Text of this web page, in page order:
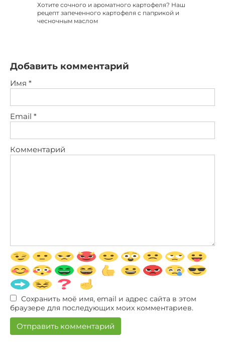
Хотите сочного и ароматного картофеля? Наш
рецепт запеченного картофеля с паприкой и
чесночным маслом
Добавить комментарий
Имя *
Email *
Комментарий
Сохранить моё имя, email и адрес сайта в этом
браузере для последующих моих комментариев.